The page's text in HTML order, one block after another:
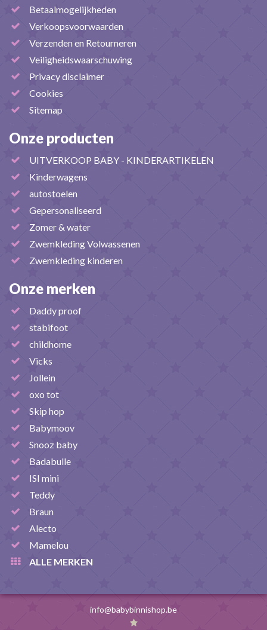
Betaalmogelijkheden
Verkoopsvoorwaarden
Verzenden en Retourneren
Veiligheidswaarschuwing
Privacy disclaimer
Cookies
Sitemap
Onze producten
UITVERKOOP BABY - KINDERARTIKELEN
Kinderwagens
autostoelen
Gepersonaliseerd
Zomer & water
Zwemkleding Volwassenen
Zwemkleding kinderen
Onze merken
Daddy proof
stabifoot
childhome
Vicks
Jollein
oxo tot
Skip hop
Babymoov
Snooz baby
Badabulle
ISI mini
Teddy
Braun
Alecto
Mamelou
ALLE MERKEN
info@babybinnishop.be